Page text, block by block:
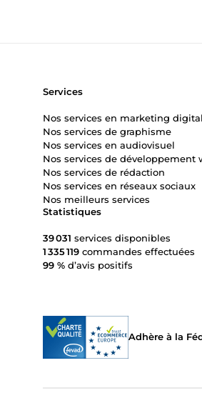
Statistiques
39 031 services disponibles
1 335 119 commandes effectuées
99 % d’avis positifs
Services
Nos services en marketing digital
Nos services de graphisme
Nos services en audiovisuel
Nos services de développement
Nos services de rédaction
Nos services en réseaux sociaux
Nos meilleurs services
Adhère à la